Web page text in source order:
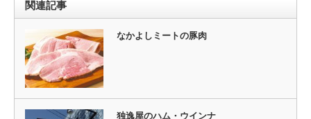
関連記事
なかよしミートの豚肉
独逸屋のハム・ウインナ